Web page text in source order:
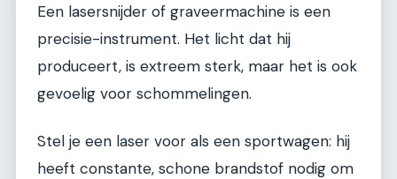
Een lasersnijder of graveermachine is een
precisie-instrument. Het licht dat hij
produceert, is extreem sterk, maar het is ook
gevoelig voor schommelingen.
Stel je een laser voor als een sportwagen: hij
heeft constante, schone brandstof nodig om